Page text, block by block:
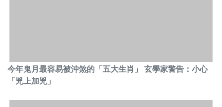
今年鬼月最容易被沖煞的「五大生肖」 玄學家警告：小心
「兇上加兇」